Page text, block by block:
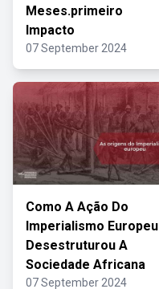
Meses.primeiro
Impacto
07 September 2024
Como A Ação Do
Imperialismo Europeu
Desestruturou A
Sociedade Africana
07 September 2024